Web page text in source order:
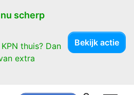
scherp
thuis? Dan
extra
Bekijk actie